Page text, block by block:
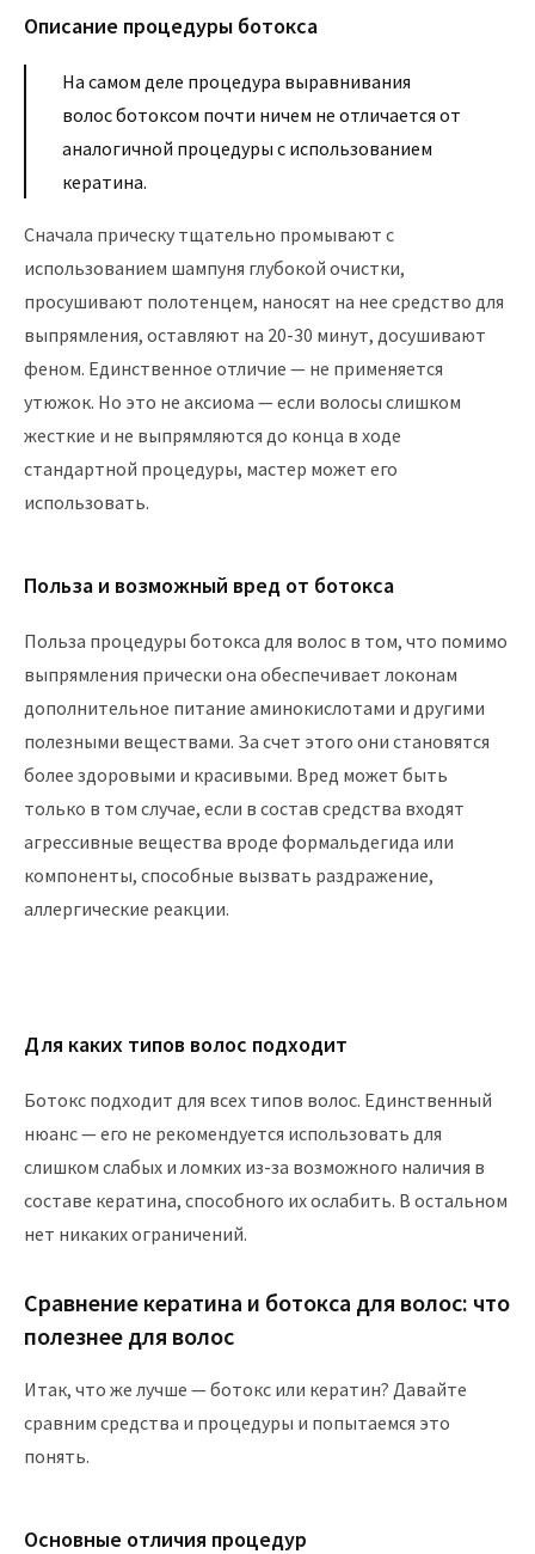
Описание процедуры ботокса
На самом деле процедура выравнивания
волос ботоксом почти ничем не отличается от
аналогичной процедуры с использованием
кератина.
Сначала прическу тщательно промывают с
использованием шампуня глубокой очистки,
просушивают полотенцем, наносят на нее средство для
выпрямления, оставляют на 20-30 минут, досушивают
феном. Единственное отличие — не применяется
утюжок. Но это не аксиома — если волосы слишком
жесткие и не выпрямляются до конца в ходе
стандартной процедуры, мастер может его
использовать.
Польза и возможный вред от ботокса
Польза процедуры ботокса для волос в том, что помимо
выпрямления прически она обеспечивает локонам
дополнительное питание аминокислотами и другими
полезными веществами. За счет этого они становятся
более здоровыми и красивыми. Вред может быть
только в том случае, если в состав средства входят
агрессивные вещества вроде формальдегида или
компоненты, способные вызвать раздражение,
аллергические реакции.
Для каких типов волос подходит
Ботокс подходит для всех типов волос. Единственный
нюанс — его не рекомендуется использовать для
слишком слабых и ломких из-за возможного наличия в
составе кератина, способного их ослабить. В остальном
нет никаких ограничений.
Сравнение кератина и ботокса для волос: что
полезнее для волос
Итак, что же лучше — ботокс или кератин? Давайте
сравним средства и процедуры и попытаемся это
понять.
Основные отличия процедур